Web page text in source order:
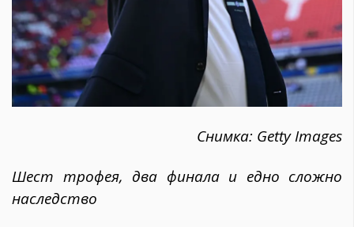
Снимка: Getty Images
Шест трофея, два финала и едно сложно
наследство